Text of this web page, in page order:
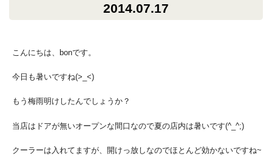
2014.07.17
こんにちは、bonです。
今日も暑いですね(>_<)
もう梅雨明けしたんでしょうか？
当店はドアが無いオープンな間口なので夏の店内は暑いです(^_^;)
クーラーは入れてますが、開けっ放しなのでほとんど効かないですね~